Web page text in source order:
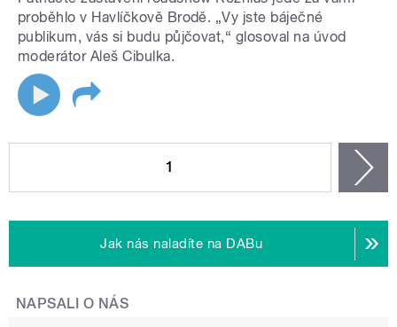
proběhlo v Havlíčkově Brodě. „Vy jste báječné
publikum, vás si budu půjčovat,“ glosoval na úvod
moderátor Aleš Cibulka.
1
Jak nás naladíte na DABu
NAPSALI O NÁS